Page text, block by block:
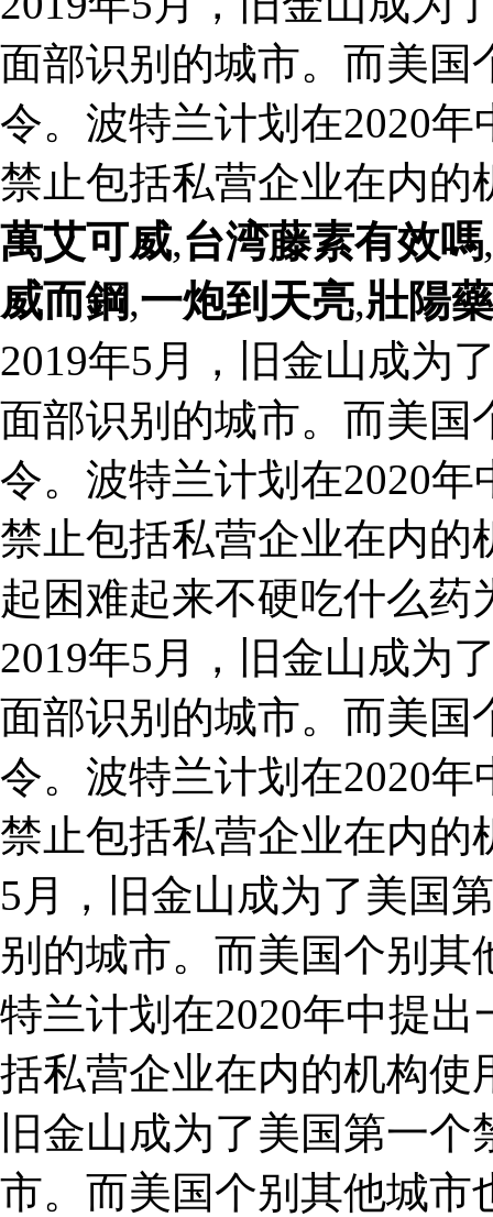
面部识别的城市。而美国
令。波特兰计划在2020
禁止包括私营企业在内
萬艾可威,台湾藤素有效嗎,
威而鋼,一炮到天亮,壯陽
2019年5月，旧金山成为
面部识别的城市。而美国
令。波特兰计划在2020
禁止包括私营企业在内的
起困难起来不硬吃什么
2019年5月，旧金山成为
面部识别的城市。而美国
令。波特兰计划在2020
禁止包括私营企业在内的
5月，旧金山成为了美国
别的城市。而美国个别
特兰计划在2020年中提
括私营企业在内的机构使
旧金山成为了美国第一
市。而美国个别其他城市